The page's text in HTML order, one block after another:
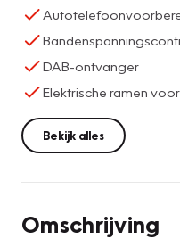
DAB-ontvanger
Elektrische ramen voor
Bekijk alles
Omschrijving